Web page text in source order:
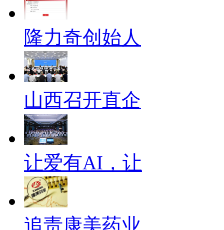
隆力奇创始人
山西召开直企
让爱有AI，让
追责康美药业